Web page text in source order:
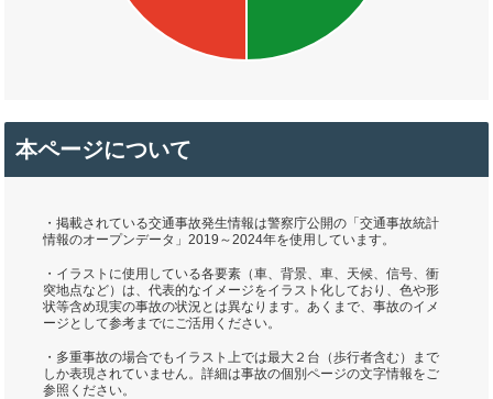
本ページについて
・掲載されている交通事故発生情報は警察庁公開の「交通事故統計
情報のオープンデータ」2019～2024年を使用しています。
・イラストに使用している各要素（車、背景、車、天候、信号、衝
突地点など）は、代表的なイメージをイラスト化しており、色や形
状等含め現実の事故の状況とは異なります。あくまで、事故のイメ
ージとして参考までにご活用ください。
・多重事故の場合でもイラスト上では最大２台（歩行者含む）まで
しか表現されていません。詳細は事故の個別ページの文字情報をご
参照ください。